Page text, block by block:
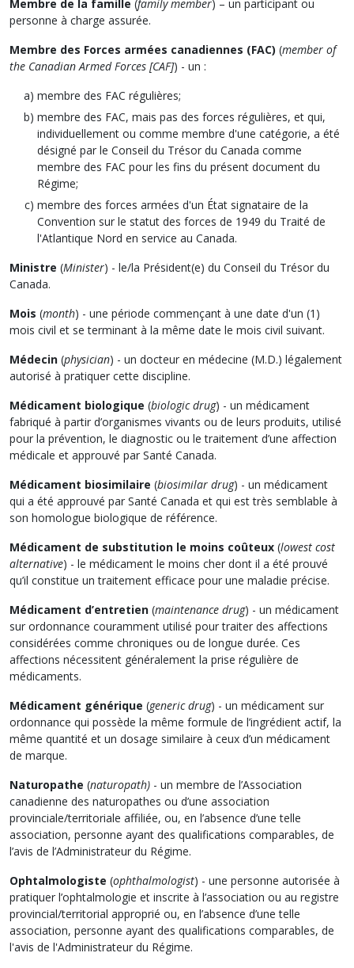
Membre de la famille (family member) – un participant ou
personne à charge assurée.
Membre des Forces armées canadiennes (FAC) (member of
the Canadian Armed Forces [CAF]) - un :
membre des FAC régulières;
membre des FAC, mais pas des forces régulières, et qui,
individuellement ou comme membre d'une catégorie, a été
désigné par le Conseil du Trésor du Canada comme
membre des FAC pour les fins du présent document du
Régime;
membre des forces armées d'un État signataire de la
Convention sur le statut des forces de 1949 du Traité de
l'Atlantique Nord en service au Canada.
Ministre (Minister) - le/la Président(e) du Conseil du Trésor du
Canada.
Mois (month) - une période commençant à une date d'un (1)
mois civil et se terminant à la même date le mois civil suivant.
Médecin (physician) - un docteur en médecine (M.D.) légalement
autorisé à pratiquer cette discipline.
Médicament biologique (biologic drug) - un médicament
fabriqué à partir d’organismes vivants ou de leurs produits, utilisé
pour la prévention, le diagnostic ou le traitement d’une affection
médicale et approuvé par Santé Canada.
Médicament biosimilaire (biosimilar drug) - un médicament
qui a été approuvé par Santé Canada et qui est très semblable à
son homologue biologique de référence.
Médicament de substitution le moins coûteux (lowest cost
alternative) - le médicament le moins cher dont il a été prouvé
qu’il constitue un traitement efficace pour une maladie précise.
Médicament d’entretien (maintenance drug) - un médicament
sur ordonnance couramment utilisé pour traiter des affections
considérées comme chroniques ou de longue durée. Ces
affections nécessitent généralement la prise régulière de
médicaments.
Médicament générique (generic drug) - un médicament sur
ordonnance qui possède la même formule de l’ingrédient actif, la
même quantité et un dosage similaire à ceux d’un médicament
de marque.
Naturopathe (naturopath) - un membre de l’Association
canadienne des naturopathes ou d’une association
provinciale/territoriale affiliée, ou, en l’absence d’une telle
association, personne ayant des qualifications comparables, de
l’avis de l’Administrateur du Régime.
Ophtalmologiste (ophthalmologist) - une personne autorisée à
pratiquer l’ophtalmologie et inscrite à l’association ou au registre
provincial/territorial approprié ou, en l’absence d’une telle
association, personne ayant des qualifications comparables, de
l'avis de l'Administrateur du Régime.